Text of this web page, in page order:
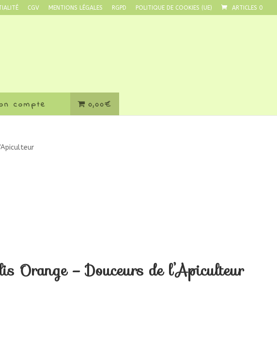
CGV MENTIONS LÉGALES RGPD POLITIQUE DE COOKIES (UE) ARTICLES 0
compte 0,00€
Orange – Douceurs de l’Apiculteur